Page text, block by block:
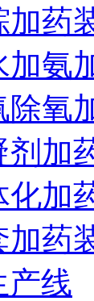
加药
加氨
除氧
剂加
化加
加药
产线